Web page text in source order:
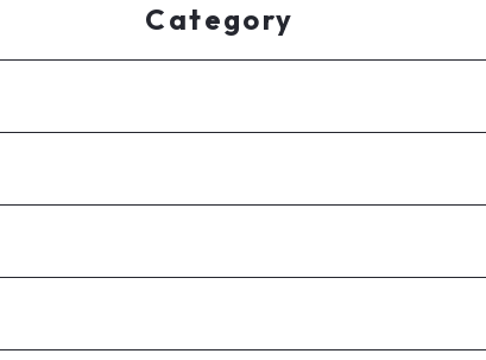
Category